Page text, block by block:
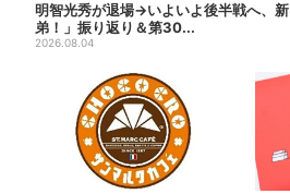
明智光秀が退場→いよいよ後半戦へ、
弟！」振り返り＆第30...
2026.08.04